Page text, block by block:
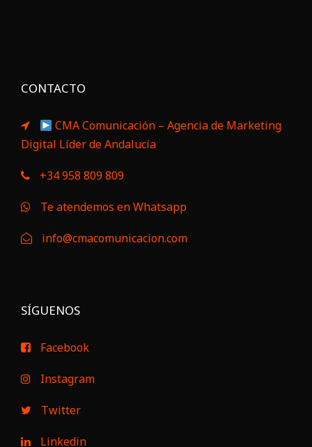
CONTACTO
CMA Comunicación – Agencia de Marketing
Digital Líder de Andalucía
+34 958 809 809
Te atendemos en Whatsapp
info@cmacomunicacion.com
SÍGUENOS
Facebook
Instagram
Twitter
Linkedin